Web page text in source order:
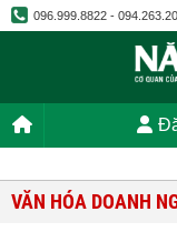
096.999.8822 -
VĂN HÓA DOANH